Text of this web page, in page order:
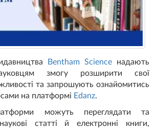
Bentham Science надають
змогу розширити свої
та запрошують ознайомитись
на платформі Edanz.
можуть переглядати та
статті й електронні книги,